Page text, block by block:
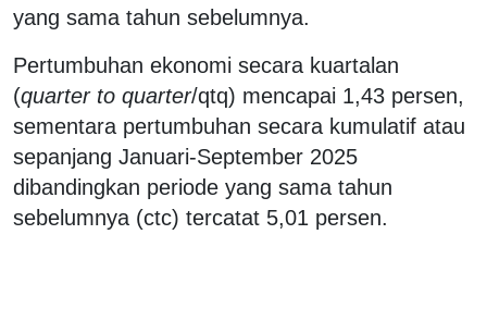
yang sama tahun sebelumnya.
Pertumbuhan ekonomi secara kuartalan
(quarter to quarter/qtq) mencapai 1,43 persen,
sementara pertumbuhan secara kumulatif atau
sepanjang Januari-September 2025
dibandingkan periode yang sama tahun
sebelumnya (ctc) tercatat 5,01 persen.